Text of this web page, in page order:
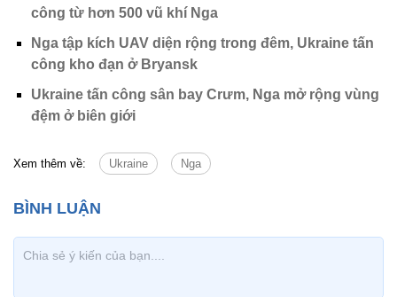
công từ hơn 500 vũ khí Nga
Nga tập kích UAV diện rộng trong đêm, Ukraine tấn
công kho đạn ở Bryansk
Ukraine tấn công sân bay Crưm, Nga mở rộng vùng
đệm ở biên giới
Xem thêm về: Ukraine Nga